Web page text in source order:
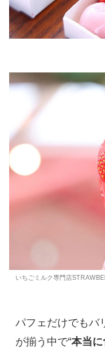
いちごミルク専門店
パフェだけでもバ
が揃う中で“本当